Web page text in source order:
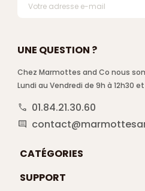
UNE QUESTION ?
Chez Marmottes and Co nous
Lundi au Vendredi de 9h à 12h30
call 01.84.21.30.60
comment
CATÉGORIES
SUPPORT